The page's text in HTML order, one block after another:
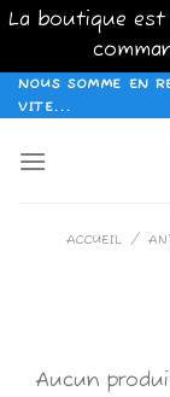
La boutique
Passer
au
NOUS SOMME EN
VITE...
ACCUEIL /
Aucun